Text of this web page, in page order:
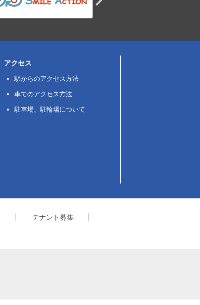
アクセス
駅からのアクセス方法
車でのアクセス方法
駐車場、駐輪場について
テナント募集